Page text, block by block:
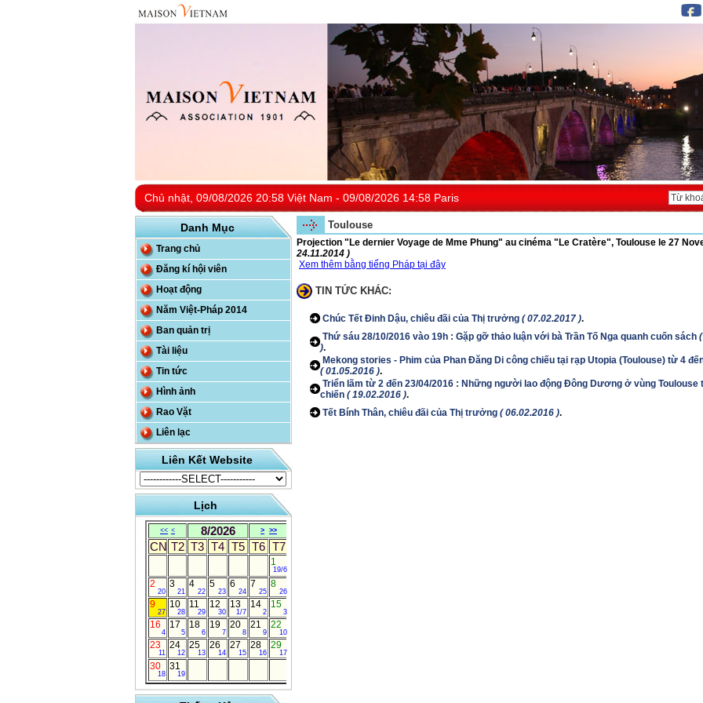
Chủ nhật, 09/08/2026 20:58 Việt Nam - 09/08/2026 14:58 Paris
Danh Mục
Trang chủ
Đăng kí hội viên
Hoạt động
Năm Việt-Pháp 2014
Ban quản trị
Tài liệu
Tin tức
Hình ảnh
Rao Vặt
Liên lạc
Liên Kết Website
Lịch
<< < 8/2026 > >>
CN T2 T3 T4 T5 T6 T7
1
19/6
2
20
3
21
4
22
5
23
6
24
7
25
8
26
9
27
10
28
11
29
12
30
13
1/7
14
2
15
3
16
4
17
5
18
6
19
7
20
8
21
9
22
10
23
11
24
12
25
13
26
14
27
15
28
16
29
17
30
18
31
19
Toulouse
Projection "Le dernier Voyage de Mme Phung" au cinéma "Le Cratère", Toulouse le 27
24.11.2014 )
Xem thêm bằng tiếng Pháp tại đây
TIN TỨC KHÁC:
Chúc Tết Đinh Dậu, chiêu đãi của Thị trưởng ( 07.02.2017 ).
Thứ sáu 28/10/2016 vào 19h : Gặp gỡ thảo luận với bà Trần Tố Nga quanh cuốn sách
).
Mekong stories - Phim của Phan Đăng Di công chiếu tại rạp Utopia (Toulouse) từ 4
( 01.05.2016 ).
Triển lãm từ 2 đến 23/04/2016 : Những người lao động Đông Dương ở vùng Toulouse
chiến ( 19.02.2016 ).
Tết Bính Thân, chiêu đãi của Thị trưởng ( 06.02.2016 ).